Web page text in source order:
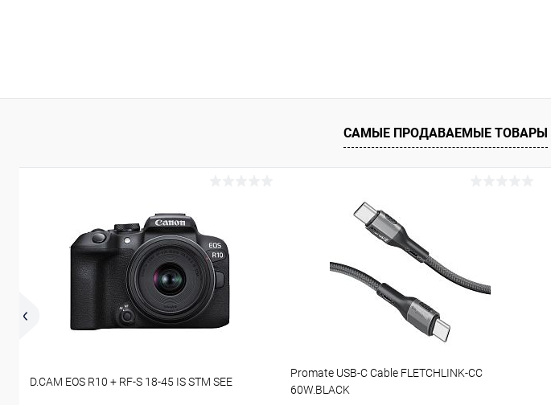
САМЫЕ ПРОДАВАЕМЫЕ ТОВАРЫ
D.CAM EOS R10 + RF-S 18-45 IS STM SEE
Promate USB-C Cable FLETCHLINK-CC
60W.BLACK